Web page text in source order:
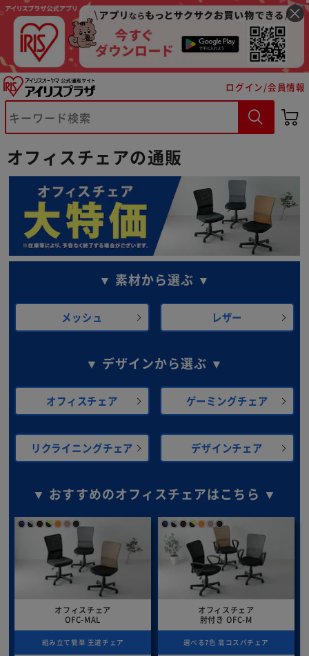
ログイン/会員情報
オフィスチェアの通販
▼ 素材から選ぶ ▼
メッシュ レザー
▼ デザインから選ぶ ▼
オフィスチェア ゲーミングチェア
リクライニングチェア デザインチェア
▼ おすすめのオフィスチェアはこちら ▼
オフィスチェア
OFC-MAL
組み立て簡単 王道チェア
オフィスチェア
肘付き OFC-M
選べる7色 高コスパチェア
※ご確認ください
カートに入れる 購入手続きへ